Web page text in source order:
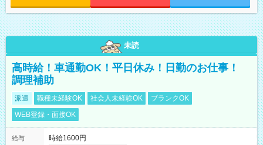
未読
高時給！車通勤OK！平日休み！日勤のお仕事！
調理補助
派遣 職種未経験OK 社会人未経験OK
ブランクOK
WEB登録・面接OK
給与
時給1600円